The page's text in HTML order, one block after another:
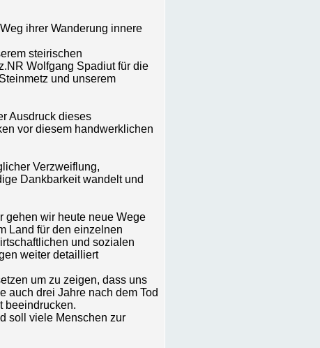
ihrer Wanderung innere
steirischen
Wolfgang Spadiut für die
und unserem
Ausdruck dieses
vor diesem handwerklichen
Verzweiflung,
Dankbarkeit wandelt und
gehen wir heute neue Wege
Land für den einzelnen
und sozialen
weiter detailliert
um zu zeigen, dass uns
auch drei Jahre nach dem Tod
beeindrucken.
soll viele Menschen zur